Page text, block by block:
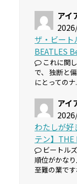
アイ
ザ・ビート
BEATLES
これに関
で、 独断と
にとってのナ
アイ
わたしが好
テン】THE
ビートル
順位がかな
至難の業です